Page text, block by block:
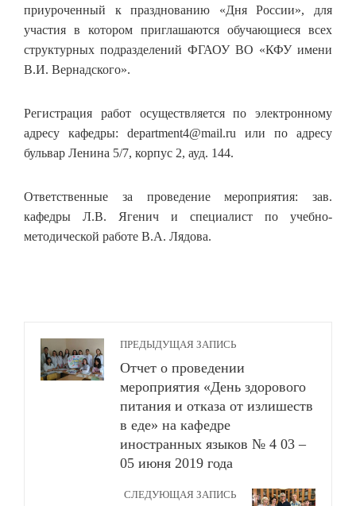
приуроченный к празднованию «Дня России», для
участия в котором приглашаются обучающиеся всех
структурных подразделений ФГАОУ ВО «КФУ имени
В.И. Вернадского».
Регистрация работ осуществляется по электронному
адресу кафедры: department4@mail.ru или по адресу
бульвар Ленина 5/7, корпус 2, ауд. 144.
Ответственные за проведение мероприятия: зав.
кафедры Л.В. Ягенич и специалист по учебно-
методической работе В.А. Лядова.
ПРЕДЫДУЩАЯ ЗАПИСЬ
Отчет о проведении
мероприятия «День здорового
питания и отказа от излишеств
в еде» на кафедре
иностранных языков № 4 03 –
05 июня 2019 года
СЛЕДУЮЩАЯ ЗАПИСЬ